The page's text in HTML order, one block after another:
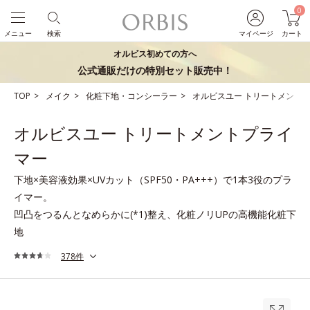
マイページ
0
カート
検索
メニュー
オルビス初めての方へ
公式通販だけの特別セット販売中！
TOP メイク 化粧下地・コンシーラー オルビスユー トリートメント
オルビスユー トリートメントプライ
マー
下地×美容液効果×UVカット（SPF50・PA+++）で1本3役のプラ
イマー。
凹凸をつるんとなめらかに(*1)整え、化粧ノリUPの高機能化粧下
地
378件